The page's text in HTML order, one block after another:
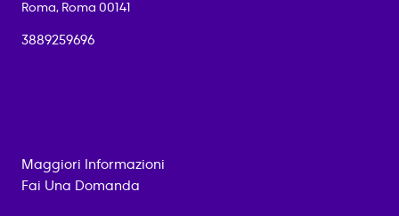
Roma, Roma 00141
3889259696
Maggiori Informazioni
Fai Una Domanda